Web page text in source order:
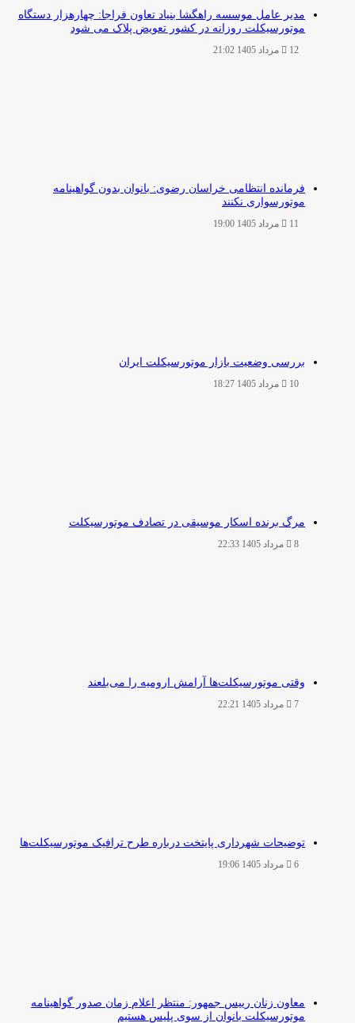
مدیر عامل موسسه راهگشا بنیاد تعاون فراجا: چهارهزار دستگاه
موتورسیکلت روزانه در کشور تعویض پلاک می شود
12 مرداد 1405 21:02
فرمانده انتظامی خراسان رضوی: بانوان بدون گواهینامه
موتورسواری نکنند
11 مرداد 1405 19:00
بررسی وضعیت بازار موتورسیکلت ایران
10 مرداد 1405 18:27
مرگ برنده اسکار موسیقی در تصادف موتورسیکلت
8 مرداد 1405 22:33
وقتی موتورسیکلت‌ها آرامش ارومیه را می‌بلعند
7 مرداد 1405 22:21
توضیحات شهرداری پایتخت درباره طرح ترافیک موتورسیکلت‌ها
6 مرداد 1405 19:06
معاون زنان رییس جمهور: منتظر اعلام زمان صدور گواهینامه
موتورسیکلت بانوان از سوی پلیس هستیم